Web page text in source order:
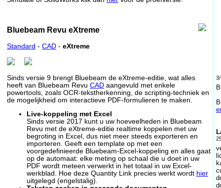
Bluebeam Revu eXtreme
Standard - CAD - eXtreme
Sinds versie 9 brengt Bluebeam de eXtreme-editie, wat alles
heeft van Bluebeam Revu CAD aangevuld met enkele
powertools, zoals OCR-tekstherkenning, de scripting-techniek en
de mogelijkheid om interactieve PDF-formulieren te maken.
Live-koppeling met Excel
Sinds versie 2017 kunt u uw hoeveelheden in Bluebeam
Revu met de eXtreme-editie realtime koppelen met uw
begroting in Excel, dus niet meer steeds exporteren en
importeren. Geeft een template op met een
voorgedefinieerde Bluebeam-Excel-koppeling en alles gaat
op de automaat: elke meting op schaal die u doet in uw
PDF wordt meteen verwerkt in het totaal in uw Excel-
werkblad. Hoe deze Quantity Link precies werkt wordt hier
uitgelegd (engelstalig).